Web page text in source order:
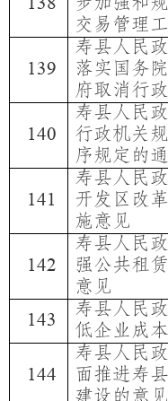
交易管理
139
寿县人民
落实国务
府取消行
140
寿县人民
行政机关
序规定的
141
寿县人民
开发区改
施意见
142
寿县人民
强公共租
意见
143
寿县人民
低企业成
144
寿县人民
面推进寿
建设的意见